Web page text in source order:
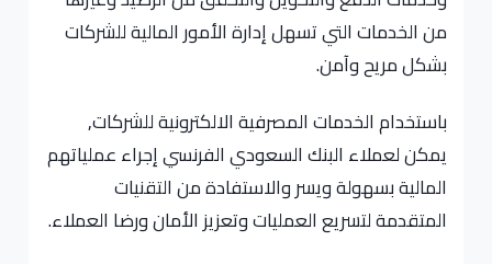
من الخدمات التي تسهل إدارة الأمور المالية للشركات
بشكل مريح وآمن.
باستخدام الخدمات المصرفية الالكترونية للشركات,
يمكن لعملاء البنك السعودي الفرنسي إجراء عملياتهم
المالية بسهولة ويسر والاستفادة من التقنيات
المتقدمة لتسريع العمليات وتعزيز الأمان ورضا العملاء.